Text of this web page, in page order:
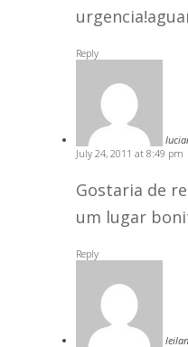
Reply
July 24, 2011 at 8:49 pm
Gostaria de
um lugar
Reply